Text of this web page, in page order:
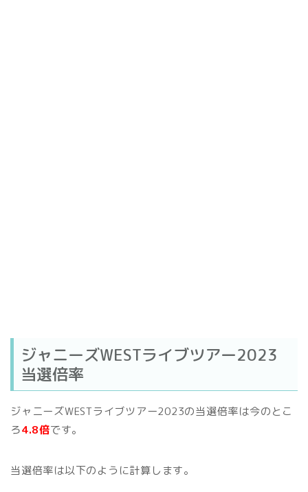
ジャニーズWESTライブツアー2023
当選倍率
ジャニーズWESTライブツアー2023の当選倍率は今のとこ
ろ4.8倍です。
当選倍率は以下のように計算します。